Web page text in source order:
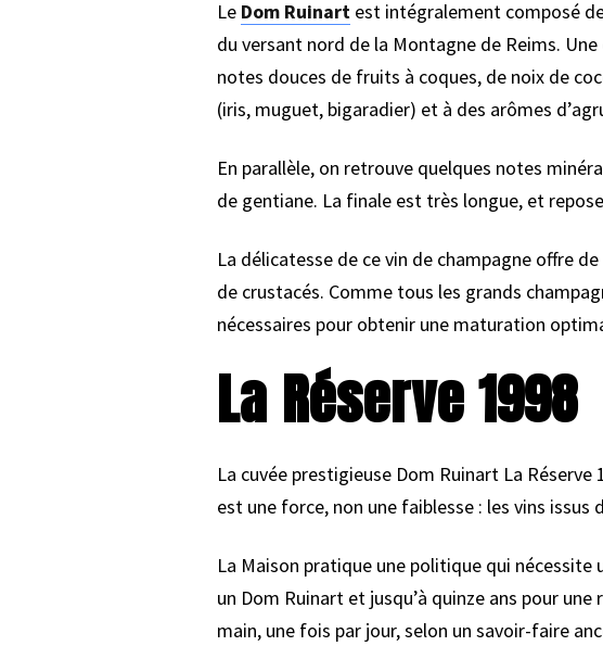
Le Dom Ruinartest intégralement composé de
du versant nord de la Montagne de Reims.
notes douces de fruits à coques, de noix de
(iris, muguet, bigaradier) et à des arômes
En parallèle, on retrouve quelques notes
de gentiane. La finale est très longue, et
La délicatesse de ce vin de champagne offre
de crustacés. Comme tous les grands
nécessaires pour obtenir une maturation
La Réserve 1998
La cuvée prestigieuse Dom Ruinart La
est une force, non une faiblesse : les vins
La Maison pratique une politique qui
un Dom Ruinart et jusqu’à quinze ans pour
main, une fois par jour, selon un savoir-faire